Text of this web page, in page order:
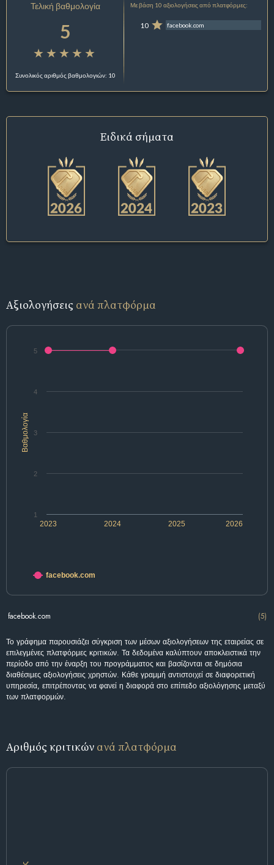
Τελική βαθμολογία
5
Συνολικός αριθμός βαθμολογιών: 10
Με βάση 10 αξιολογήσεις από πλατφόρμες:
10 facebook.com
Ειδικά σήματα
Αξιολογήσεις ανά πλατφόρμα
Βαθμολογία
2024 2026
2023 2025
1
2
3
4
5
facebook.com
facebook.com (5)
Το γράφημα παρουσιάζει σύγκριση των μέσων αξιολογήσεων της εταιρείας σε
επιλεγμένες πλατφόρμες κριτικών. Τα δεδομένα καλύπτουν αποκλειστικά την
περίοδο από την έναρξη του προγράμματος και βασίζονται σε δημόσια
διαθέσιμες αξιολογήσεις χρηστών. Κάθε γραμμή αντιστοιχεί σε διαφορετική
υπηρεσία, επιτρέποντας να φανεί η διαφορά στο επίπεδο αξιολόγησης μεταξύ
των πλατφορμών.
Αριθμός κριτικών ανά πλατφόρμα